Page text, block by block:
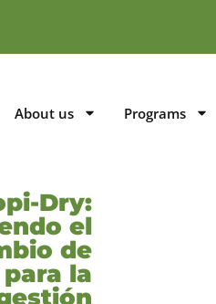
About us Programs
Dry:
el
de
la